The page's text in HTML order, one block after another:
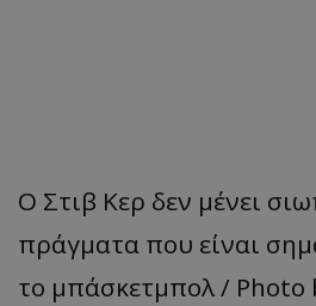
Ο Στιβ Κερ δεν μένει
πράγματα που είναι
το μπάσκετμπολ / Photo